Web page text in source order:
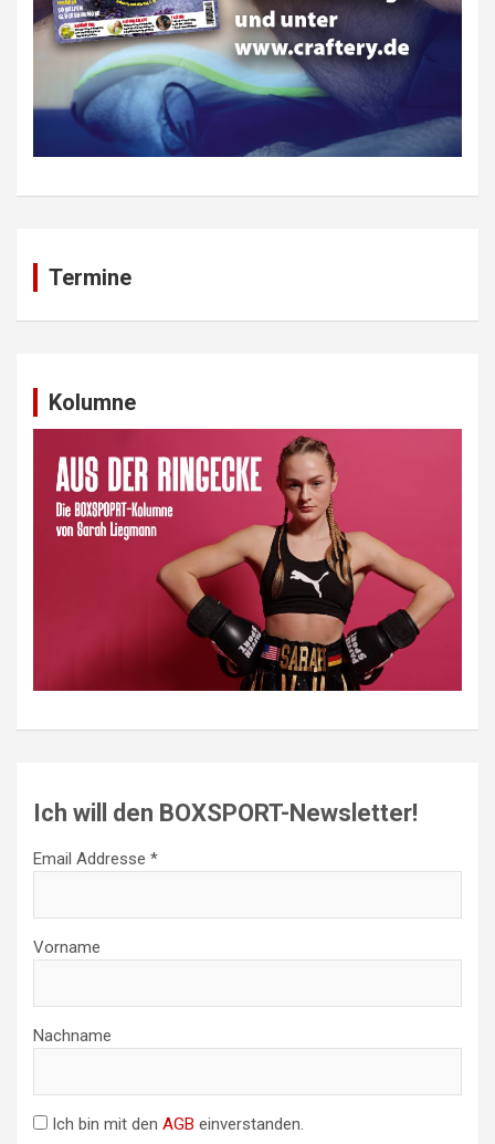
Termine
Kolumne
Ich will den BOXSPORT-Newsletter!
Email Addresse *
Vorname
Nachname
Ich bin mit den AGB einverstanden.